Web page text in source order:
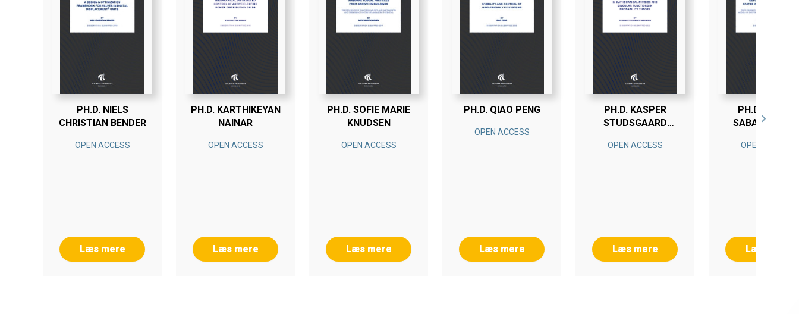
PH.D. NIELS
CHRISTIAN BENDER
OPEN ACCESS
Læs mere
PH.D. KARTHIKEYAN
NAINAR
OPEN ACCESS
Læs mere
PH.D. SOFIE MARIE
KNUDSEN
OPEN ACCESS
Læs mere
PH.D. QIAO PENG
OPEN ACCESS
Læs mere
PH.D. KASPER
STUDSGAARD
OPEN ACCESS
Læs mere
PH.D. TOMAS
OPEN ACCESS
Læs mere